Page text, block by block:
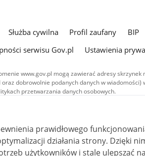
Służba cywilna Profil zaufany BIP
serwisu Gov.pl
Ustawienia
www.gov.pl mogą zawierać adresy
dobrowolnie podanych danych w wiadomości)
przetwarzania danych osobowych.
publikowane w serwisie (z wyłączeniem
na licencji typu Creative Commons: uznanie
4.0 (CC BY-SA 4.0). Materiały audiowizualne,
na licencji typu Creative Commons:
zależnych 4.0 (CC BY-NC-ND 4.0), o ile nie
prawidłowego
działania strony. Dzięki nim
użytkowników i stale ulepszać